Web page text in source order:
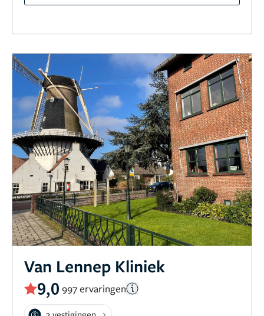
Van Lennep Kliniek
9,0 997 ervaringen